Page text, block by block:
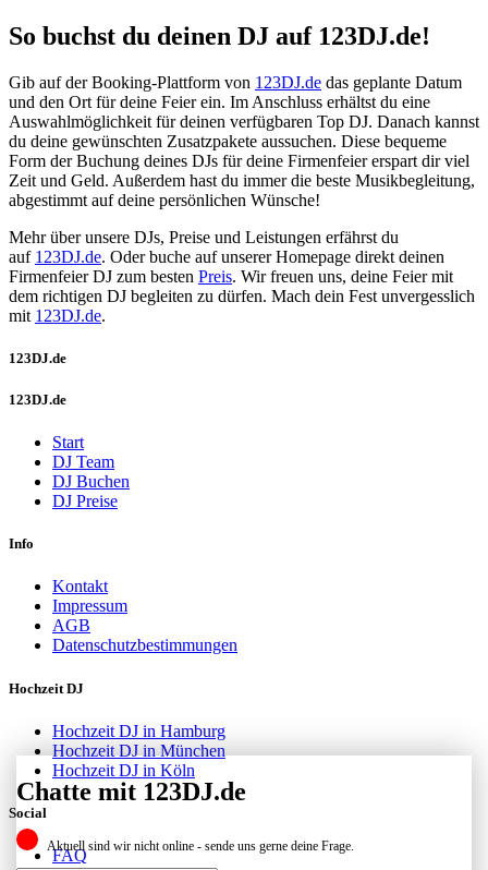
So buchst du deinen DJ auf 123DJ.de!
Gib auf der Booking-Plattform von 123DJ.de das geplante Datum
und den Ort für deine Feier ein. Im Anschluss erhältst du eine
Auswahlmöglichkeit für deinen verfügbaren Top DJ. Danach kannst
du deine gewünschten Zusatzpakete aussuchen. Diese bequeme
Form der Buchung deines DJs für deine Firmenfeier erspart dir viel
Zeit und Geld. Außerdem hast du immer die beste Musikbegleitung,
abgestimmt auf deine persönlichen Wünsche!
Mehr über unsere DJs, Preise und Leistungen erfährst du
auf 123DJ.de. Oder buche auf unserer Homepage direkt deinen
Firmenfeier DJ zum besten Preis. Wir freuen uns, deine Feier mit
dem richtigen DJ begleiten zu dürfen. Mach dein Fest unvergesslich
mit 123DJ.de.
123DJ.de
123DJ.de
Start
DJ Team
DJ Buchen
DJ Preise
Info
Kontakt
Impressum
AGB
Datenschutzbestimmungen
Hochzeit DJ
Hochzeit DJ in Hamburg
Hochzeit DJ in München
Hochzeit DJ in Köln
Social
FAQ
Chatte mit 123DJ.de
Aktuell sind wir nicht online - sende uns gerne deine Frage.